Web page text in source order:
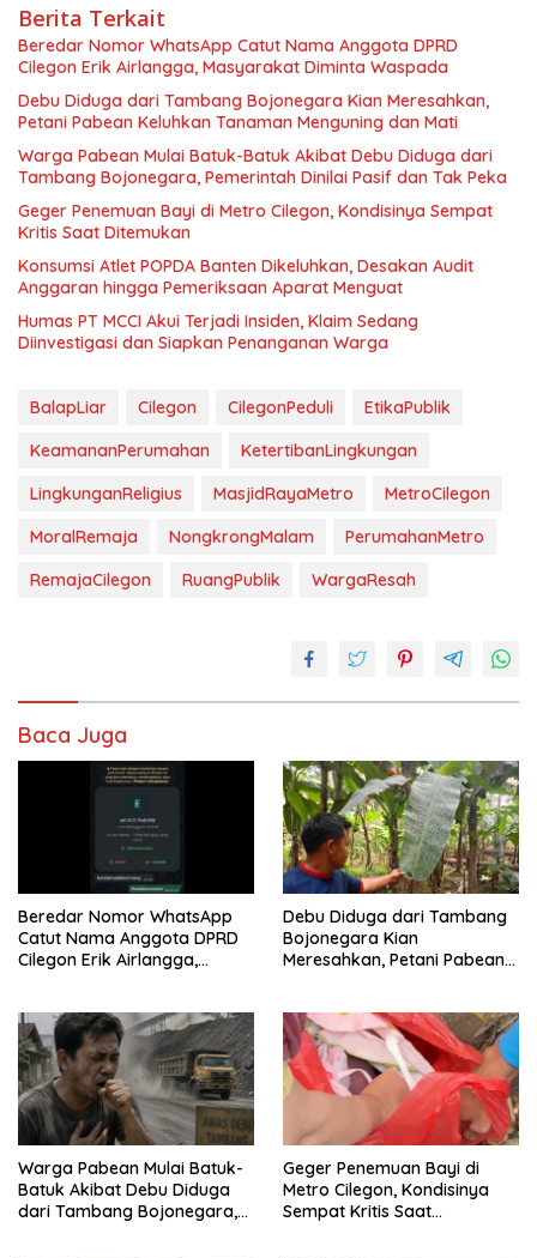
Berita Terkait
Beredar Nomor WhatsApp Catut Nama Anggota DPRD
Cilegon Erik Airlangga, Masyarakat Diminta Waspada
Debu Diduga dari Tambang Bojonegara Kian Meresahkan,
Petani Pabean Keluhkan Tanaman Menguning dan Mati
Warga Pabean Mulai Batuk-Batuk Akibat Debu Diduga dari
Tambang Bojonegara, Pemerintah Dinilai Pasif dan Tak Peka
Geger Penemuan Bayi di Metro Cilegon, Kondisinya Sempat
Kritis Saat Ditemukan
Konsumsi Atlet POPDA Banten Dikeluhkan, Desakan Audit
Anggaran hingga Pemeriksaan Aparat Menguat
Humas PT MCCI Akui Terjadi Insiden, Klaim Sedang
Diinvestigasi dan Siapkan Penanganan Warga
BalapLiar Cilegon CilegonPeduli
EtikaPublik
KeamananPerumahan
KetertibanLingkungan
LingkunganReligius
MasjidRayaMetro
MetroCilegon
MoralRemaja
NongkrongMalam
PerumahanMetro
RemajaCilegon
RuangPublik WargaResah
Baca Juga
Beredar Nomor WhatsApp
Catut Nama Anggota DPRD
Cilegon Erik Airlangga,
Debu Diduga dari Tambang
Bojonegara Kian
Meresahkan, Petani Pabean
Warga Pabean Mulai Batuk-
Batuk Akibat Debu Diduga
dari Tambang Bojonegara,
Geger Penemuan Bayi di
Metro Cilegon, Kondisinya
Sempat Kritis Saat